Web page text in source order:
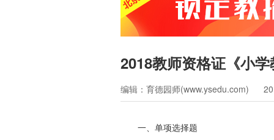
2018教师资格证《小
编辑：育德园师(www.ysedu.com)
一、单项选择题